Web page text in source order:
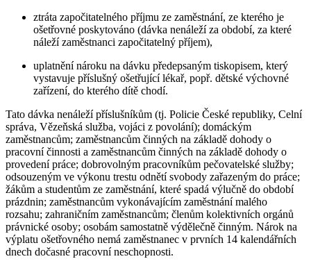
ztráta započitatelného příjmu ze zaměstnání, ze kterého je
ošetřovné poskytováno (dávka nenáleží za období, za které
náleží zaměstnanci započitatelný příjem),
uplatnění nároku na dávku předepsaným tiskopisem, který
vystavuje příslušný ošetřující lékař, popř. dětské výchovné
zařízení, do kterého dítě chodí.
Tato dávka nenáleží příslušníkům (tj. Policie České republiky, Celní
správa, Vězeňská služba, vojáci z povolání); domáckým
zaměstnancům; zaměstnancům činných na základě dohody o
pracovní činnosti a zaměstnancům činných na základě dohody o
provedení práce; dobrovolným pracovníkům pečovatelské služby;
odsouzeným ve výkonu trestu odnětí svobody zařazeným do práce;
žákům a studentům ze zaměstnání, které spadá výlučně do období
prázdnin; zaměstnancům vykonávajícím zaměstnání malého
rozsahu; zahraničním zaměstnancům; členům kolektivních orgánů
právnické osoby; osobám samostatně výdělečně činným. Nárok na
výplatu ošetřovného nemá zaměstnanec v prvních 14 kalendářních
dnech dočasné pracovní neschopnosti.